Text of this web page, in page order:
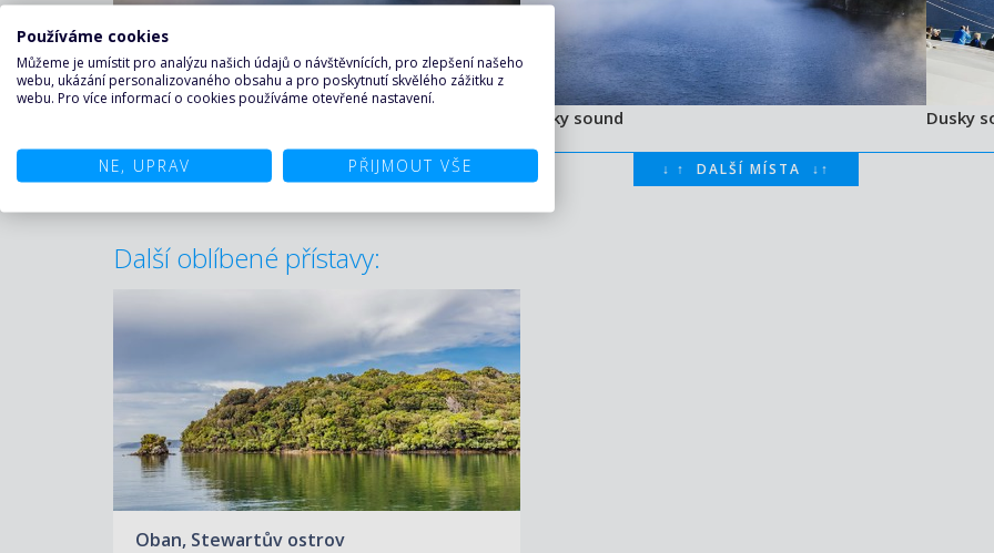
Dusky sound Dusky
↓ ↑ DALŠÍ MÍSTA ↓ ↑
Další oblíbené přístavy:
Oban, Stewartův ostrov
Používáme cookies
Můžeme je umístit pro analýzu našich údajů o návštěvnících, pro zlepšení našeho
webu, ukázání personalizovaného obsahu a pro poskytnutí skvělého zážitku z
webu. Pro více informací o cookies používáme otevřené nastavení.
NE, UPRAV PŘIJMOUT VŠE